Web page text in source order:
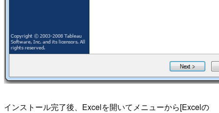
インストール完了後、Excelを開いてメニューから[Excelの